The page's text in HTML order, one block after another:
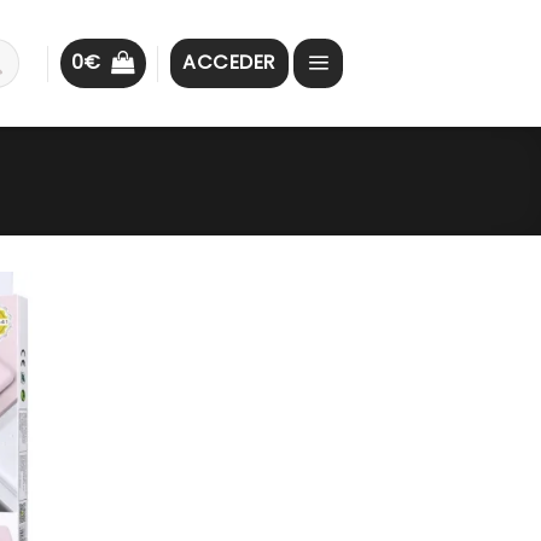
0€ ACCEDER